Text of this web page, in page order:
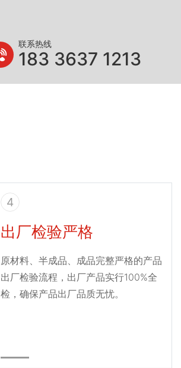
联系热线
183 3637 1213
4
出厂检验严格
原材料、半成品、成品完整严格的产品
出厂检验流程，出厂产品实行100%全
检，确保产品出厂品质无忧。